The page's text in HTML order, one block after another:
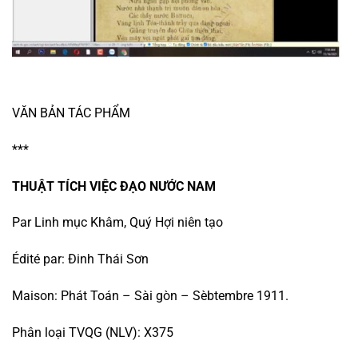
VĂN BẢN TÁC PHẨM
***
THUẬT TÍCH VIỆC ĐẠO NƯỚC NAM
Par Linh mục Khâm, Quý Hợi niên tạo
Édité par: Đinh Thái Sơn
Maison: Phát Toán – Sài gòn – Sèbtembre 1911.
Phân loại TVQG (NLV): X375